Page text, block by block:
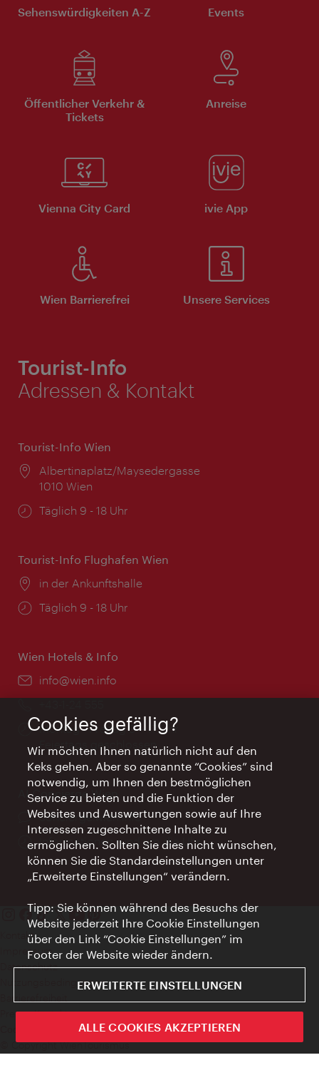
Sehenswürdigkeiten A-Z Events
Öffentlicher Verkehr &
Tickets
Anreise
Vienna City Card ivie App
Wien Barrierefrei Unsere Services
Tourist-Info
Adressen & Kontakt
Tourist-Info Wien
Ort:
Albertinaplatz/Maysedergasse
1010 Wien
Öffnungszeiten:
Täglich 9 - 18 Uhr
Tourist-Info Flughafen Wien
Ort:
in der Ankunftshalle
Öffnungszeiten:
Täglich 9 - 18 Uhr
Wien Hotels & Info
Email:
info@wien.info
Öffnungszeiten:
Montag - Freitag 9 – 17 Uhr
Feiertags geschlossen
AI Concierge Wien
Ort:
concierge.wien.info
Öffnungszeiten:
Informationen rund um die Uhr
Kontakt
Impressum
Datenschutz
Nutzungsbedingungen
Presse-Kontakt
Cookie Einstellungen
© Copyright WienTourismus
Cookies gefällig?
Wir möchten Ihnen natürlich nicht auf den
Keks gehen. Aber so genannte “Cookies” sind
notwendig, um Ihnen den bestmöglichen
Service zu bieten und die Funktion der
Websites und Auswertungen sowie auf Ihre
Interessen zugeschnittene Inhalte zu
ermöglichen. Sollten Sie dies nicht wünschen,
können Sie die Standardeinstellungen unter
„Erweiterte Einstellungen“ verändern.
Tipp: Sie können während des Besuchs der
Website jederzeit Ihre Cookie Einstellungen
über den Link “Cookie Einstellungen” im
Footer der Website wieder ändern.
ERWEITERTE EINSTELLUNGEN
ALLE COOKIES AKZEPTIEREN